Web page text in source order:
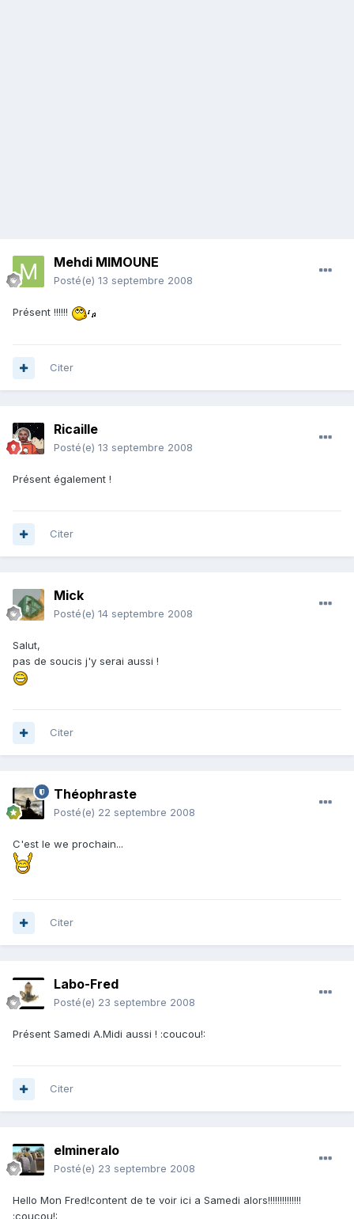
Mehdi MIMOUNE
Posté(e) 13 septembre 2008
Présent !!!!!!
Citer
Ricaille
Posté(e) 13 septembre 2008
Présent également !
Citer
Mick
Posté(e) 14 septembre 2008
Salut,
pas de soucis j'y serai aussi !
Citer
Théophraste
Posté(e) 22 septembre 2008
C'est le we prochain...
Citer
Labo-Fred
Posté(e) 23 septembre 2008
Présent Samedi A.Midi aussi ! :coucou!:
Citer
elmineralo
Posté(e) 23 septembre 2008
Hello Mon Fred!content de te voir ici a Samedi alors!!!!!!!!!!!!!!
:coucou!: